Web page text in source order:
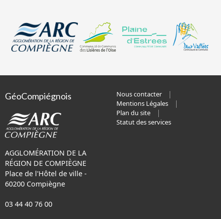
GéoCompiégnois
AGGLOMÉRATION DE LA
RÉGION DE COMPIÈGNE
Place de l'Hôtel de ville -
60200 Compiègne
03 44 40 76 00
Nous contacter
Mentions Légales
Plan du site
Statut des services